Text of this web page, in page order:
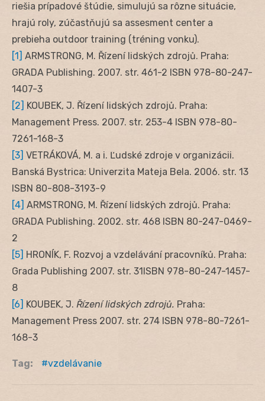
riešia prípadové štúdie, simulujú sa rôzne situácie,
hrajú roly, zúčastňujú sa assesment center a
prebieha outdoor training (tréning vonku).
[1] ARMSTRONG, M. Řízení lidských zdrojů. Praha:
GRADA Publishing. 2007. str. 461-2 ISBN 978-80-247-
1407-3
[2] KOUBEK, J. Řízení lidských zdrojů. Praha:
Management Press. 2007. str. 253-4 ISBN 978-80-
7261-168-3
[3] VETRÁKOVÁ, M. a i. Ľudské zdroje v organizácii.
Banská Bystrica: Univerzita Mateja Bela. 2006. str. 13
ISBN 80-808-3193-9
[4] ARMSTRONG, M. Řízení lidských zdrojů. Praha:
GRADA Publishing. 2002. str. 468 ISBN 80-247-0469-
2
[5] HRONÍK, F. Rozvoj a vzdelávání pracovníků. Praha:
Grada Publishing 2007. str. 31ISBN 978-80-247-1457-
8
[6] KOUBEK, J. Řízení lidských zdrojů. Praha:
Management Press 2007. str. 274 ISBN 978-80-7261-
168-3
Tag: vzdelávanie